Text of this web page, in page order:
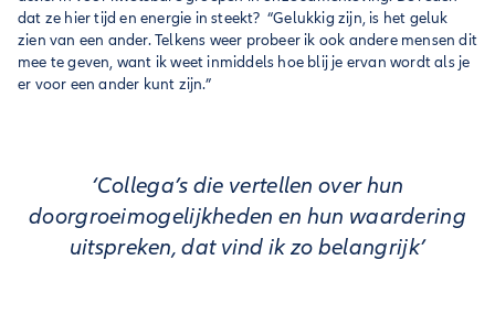
dat ze hier tijd en energie in steekt? “Gelukkig zijn, is het geluk
zien van een ander. Telkens weer probeer ik ook andere mensen dit
mee te geven, want ik weet inmiddels hoe blij je ervan wordt als je
er voor een ander kunt zijn.”
‘Collega’s die vertellen over hun
doorgroeimogelijkheden en hun waardering
uitspreken, dat vind ik zo belangrijk’